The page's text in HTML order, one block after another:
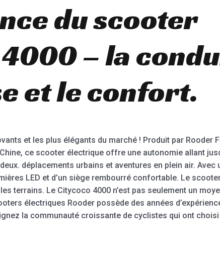
du scooter
– la
et le confort.
et les plus élégants du marché ! Produit par Rooder
ce scooter électrique offre une autonomie allant
déplacements urbains et aventures en plein air.
LED et d’un siège rembourré confortable. Le
terrains. Le Citycoco 4000 n’est pas seulement un
électriques Rooder possède des années
la communauté croissante de cyclistes qui ont